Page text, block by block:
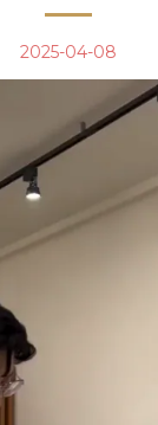
2025-04-08